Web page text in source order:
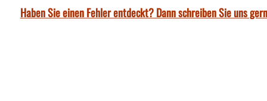
Haben Sie einen Fehler entdeckt? Dann schreiben Sie uns